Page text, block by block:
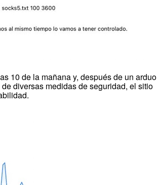
10 de la mañana y, después de un arduo
diversas medidas de seguridad, el sitio